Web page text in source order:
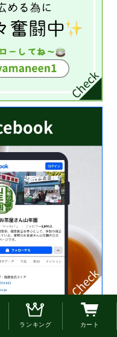
ランキング カート